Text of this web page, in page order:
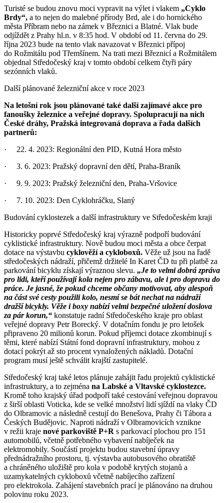
Turisté se budou znovu moci vypravit na výlet i vlakem „Cyklo
Brdy“, a to nejen do malebné přírody Brd, ale i do hornického
města Příbram nebo na zámek v Březnici a Blatné. Vlak bude
odjíždět z Prahy hl.n. v 8:35 hod. V období od 11. června do 29.
října 2023 bude na tento vlak navazovat v Březnici přípoj
do Rožmitálu pod Třemšínem. Na trati mezi Březnicí a Rožmitálem
objednal Středočeský kraj v tomto období celkem čtyři páry
sezónních vlaků.
Další plánované železniční akce v roce 2023
Na letošní rok jsou plánované také další zajímavé akce pro
fanoušky železnice a veřejné dopravy. Spolupracují na nich
České dráhy, Pražská integrovaná doprava a řada dalších
partnerů:
· 22. 4. 2023: Regionální den PID, Kutná Hora město
· 3. 6. 2023: Pražský dopravní den dětí, Praha-Braník
· 9. 9. 2023: Pražský železniční den, Praha-Vršovice
· 7. 10. 2023: Den Cyklohráčku, Slaný
Budování cyklostezek a další infrastruktury ve Středočeském kraji
Historicky poprvé Středočeský kraj výrazně podpoří budování
cyklistické infrastruktury. Nově budou moci města a obce čerpat
dotace na výstavbu cyklověží a cykloboxů. Věže už jsou na řadě
středočeských nádraží, přičemž držitelé In Karet ČD tu při platbě za
parkování bicyklu získají výraznou slevu. „Je to velmi dobrá zpráva
pro lidi, kteří používají kola nejen pro zábavu, ale i pro dopravu do
práce. Je jasné, že pokud chceme občany motivovat, aby alespoň
na část své cesty použili kolo, nesmí se bát nechat na nádraží
dražší bicykly. Věže i boxy nabízí velmi bezpečné uložení doslova
za pár korun,“ konstatuje radní Středočeského kraje pro oblast
veřejné dopravy Petr Borecký. V dotačním fondu je pro letošek
připraveno 20 milionů korun. Pokud příjemci dotace zkombinují s
těmi, které nabízí Státní fond dopravní infrastruktury, mohou z
dotací pokrýt až sto procent vynaložených nákladů. Dotační
program musí ještě schválit krajští zastupitelé.
Středočeský kraj také letos plánuje zahájit řadu projektů cyklistické
infrastruktury, a to zejména na Labské a Vltavské cyklostezce.
Kromě toho krajský úřad podpoří také cestování veřejnou dopravou
z širší oblasti Voticka, kde se velké množství lidí sjíždí na vlaky ČD
do Olbramovic a následně cestují do Benešova, Prahy či Tábora a
Českých Budějovic. Naproti nádraží v Olbramovicích vznikne
v režii kraje nové parkoviště P+R s parkovací plochou pro 151
automobilů, včetně potřebného vybavení nabíječek na
elektromobily. Součástí projektu budou stavební úpravy
přednádražního prostoru, tj. výstavba autobusového obratiště
a chráněného uložiště pro kola v podobě krytých stojanů a
uzamykatelných cykloboxů včetně nabíjecího zařízení
pro elektrokola. Zahájení stavebních prací je plánováno na druhou
polovinu roku 2023.